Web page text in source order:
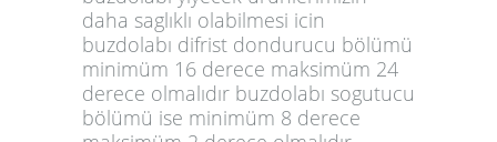
daha saglıklı olabilmesi icin
buzdolabı difrist dondurucu bölümü
minimüm 16 derece maksimüm 24
derece olmalıdır buzdolabı sogutucu
bölümü ise minimüm 8 derece